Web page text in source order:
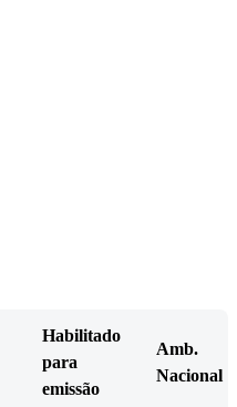
Habilitado
para
emissão
Amb.
Nacional